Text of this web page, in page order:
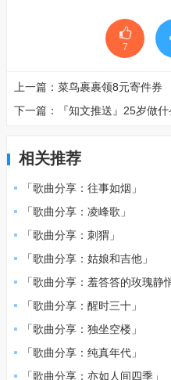
7
上一篇： 菜鸟裹裹领8元寄件券
下一篇：
『知文推送』25岁做
相关推荐
「歌曲分享：往事如烟」
「歌曲分享：凌峰歌」
「歌曲分享：刺猬」
​「歌曲分享：姑娘和吉他」
「歌曲分享：羞答答的玫瑰静
「歌曲分享：醒时三十」
「歌曲分享：独坐空楼」
「歌曲分享：纯真年代」
「歌曲分享：亦如人间四季」